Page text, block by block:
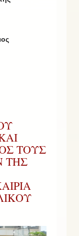
ΤΟΥΣ
ΤΗΣ